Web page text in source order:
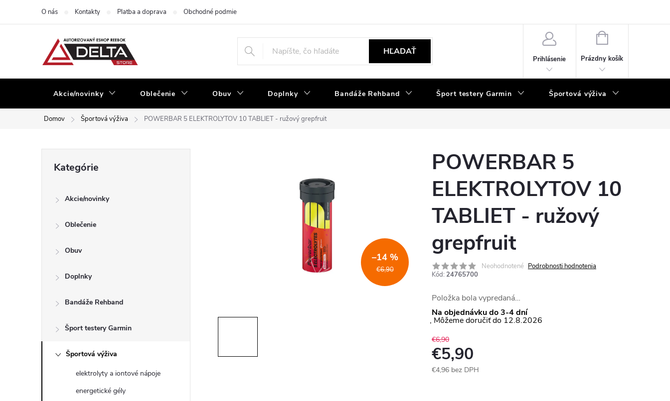
O nás Kontakty Platba a doprava Obchodné podmienky
HĽADAŤ
Prihlásenie
NÁKUPNÝ
Prázdny košík
Akcie/novinky Oblečenie Obuv Doplnky Bandáže Rehband Šport testery Garmin Športová výživa
Domov Športová výživa POWERBAR 5 ELEKTROLYTOV 10 TABLIET - ružový grepfruit
n
kategórie
Kategórie
Akcie/novinky
Oblečenie
Obuv
Doplnky
Bandáže Rehband
Šport testery Garmin
Športová výživa
elektrolyty a iontové nápoje
energetické gély
€6,90
–14 %
POWERBAR 5
ELEKTROLYTOV 10
TABLIET - ružový
grepfruit
Neohodnotené Podrobnosti hodnotenia
Kód: 24765700
Položka bola vypredaná…
Na objednávku do 3-4 dní
12.8.2026
€6,90
€5,90
€4,96 bez DPH